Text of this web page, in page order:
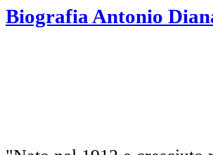
Biografia Antonio